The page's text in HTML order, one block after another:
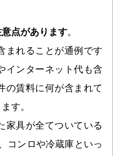
点があります。
まれることが通例です
インターネット代も含
の賃料に何が含まれて
す。
家具が全てついている
コンロや冷蔵庫といっ